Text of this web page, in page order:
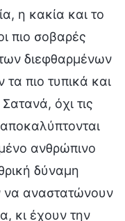
η κακία και το
πιο σοβαρές
διεφθαρμένων
πιο τυπικά και
όχι τις
ανθρώπινο
δύναμη
να αναστατώνουν
κι έχουν την